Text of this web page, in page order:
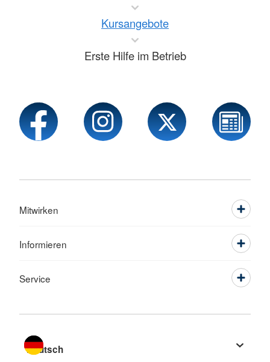
Kursangebote
Erste Hilfe im Betrieb
Mitwirken
Informieren
Service
Sprache wechseln zu